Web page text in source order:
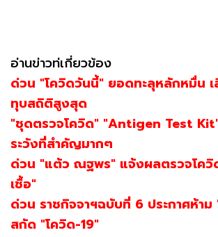
อ่านข่าวท่เกี่ยวข้อง
ด่วน "โควิดวันนี้" ยอดทะลุหลักหมื่น เ
ทุบสถิติสูงสุด
"ชุดตรวจโควิด" "Antigen Test
ระวังที่สำคัญมากๆ
ด่วน "แต้ว ณฐพร" แจ้งผลตรวจโควิ
เชื้อ"
ด่วน ราชกิจจาฯฉบับที่ 6 ประกาศห้า
สกัด "โควิด-19"